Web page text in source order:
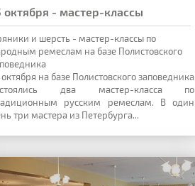
октября - мастер-классы
и шерсть - мастер-классы по
ремеслам на базе Полистовского
октября на базе Полистовского заповедника
два мастер-класса по
русским ремеслам. В один
три мастера из Петербурга...